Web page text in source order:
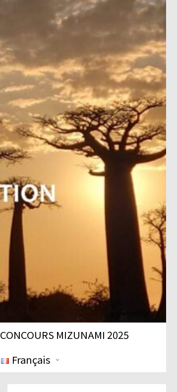
CONCOURS MIZUNAMI 2025
Français